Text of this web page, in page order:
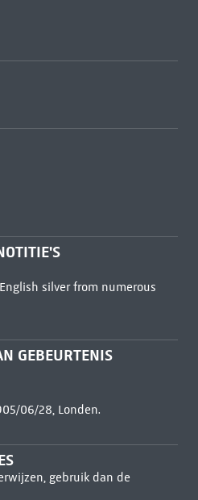
silver from numerous
GEBEURTENIS
06/28, Londen.
gebruik dan de